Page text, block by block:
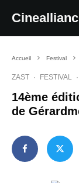
Accueil Festival
ZAST · FESTIVAL ·
14ème
de